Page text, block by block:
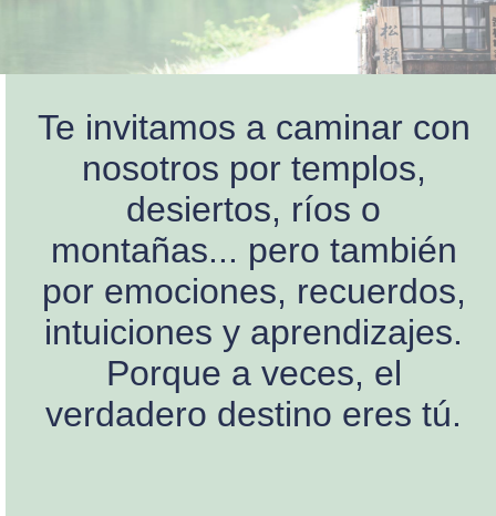
Te invitamos a caminar con
nosotros por templos,
desiertos, ríos o
montañas... pero también
por emociones, recuerdos,
intuiciones y aprendizajes.
Porque a veces, el
verdadero destino eres tú.